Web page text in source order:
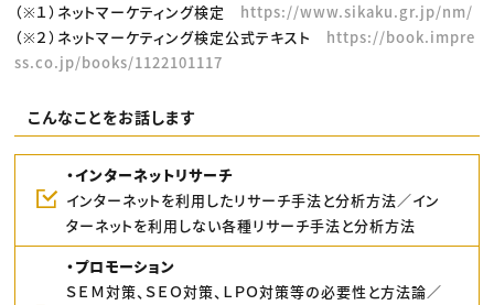
（※１）ネットマーケティング検定 https://www.sikaku.gr.jp/nm/
（※２）ネットマーケティング検定公式テキスト https://book.impre
ss.co.jp/books/1122101117
こんなことをお話します
・インターネットリサーチ
インターネットを利用したリサーチ手法と分析方法／イン
ターネットを利用しない各種リサーチ手法と分析方法
・プロモーション
ＳＥＭ対策、ＳＥＯ対策、ＬＰＯ対策等の必要性と方法論／